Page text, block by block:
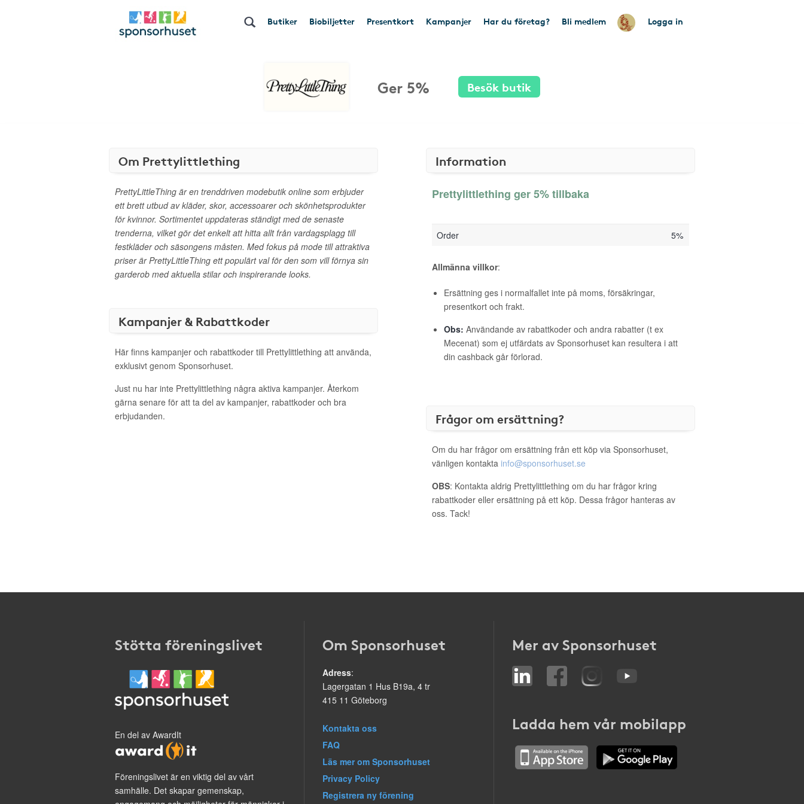
Butiker Biobiljetter Presentkort Kampanjer Har du företag? Bli medlem Logga in
Ger 5% Besök butik
Om Prettylittlething
PrettyLittleThing är en trenddriven modebutik online som erbjuder
ett brett utbud av kläder, skor, accessoarer och skönhetsprodukter
för kvinnor. Sortimentet uppdateras ständigt med de senaste
trenderna, vilket gör det enkelt att hitta allt från vardagsplagg till
festkläder och säsongens måsten. Med fokus på mode till attraktiva
priser är PrettyLittleThing ett populärt val för den som vill förnya sin
garderob med aktuella stilar och inspirerande looks.
Kampanjer & Rabattkoder
Här finns kampanjer och rabattkoder till Prettylittlething att använda,
exklusivt genom Sponsorhuset.
Just nu har inte Prettylittlething några aktiva kampanjer. Återkom
gärna senare för att ta del av kampanjer, rabattkoder och bra
erbjudanden.
Information
Prettylittlething ger 5% tillbaka
Order 5%
Allmänna villkor:
Ersättning ges i normalfallet inte på moms, försäkringar,
presentkort och frakt.
Obs: Användande av rabattkoder och andra rabatter (t ex
Mecenat) som ej utfärdats av Sponsorhuset kan resultera i att
din cashback går förlorad.
Frågor om ersättning?
Om du har frågor om ersättning från ett köp via Sponsorhuset,
vänligen kontakta info@sponsorhuset.se
OBS: Kontakta aldrig Prettylittlething om du har frågor kring
rabattkoder eller ersättning på ett köp. Dessa frågor hanteras av
oss. Tack!
Stötta föreningslivet
En del av AwardIt
Föreningslivet är en viktig del av vårt
samhälle. Det skapar gemenskap,
Om Sponsorhuset
Adress:
Lagergatan 1 Hus B19a, 4 tr
415 11 Göteborg
Kontakta oss
FAQ
Läs mer om Sponsorhuset
Privacy Policy
Registrera ny förening
Mer av Sponsorhuset
Ladda hem vår mobilapp